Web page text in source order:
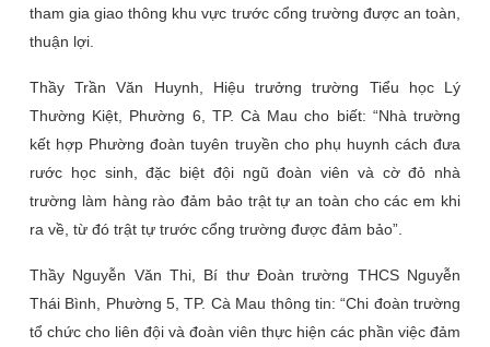
tham gia giao thông khu vực trước cổng trường được an toàn,
thuận lợi.
Thầy Trần Văn Huynh, Hiệu trưởng trường Tiểu học Lý
Thường Kiệt, Phường 6, TP. Cà Mau cho biết: “Nhà trường
kết hợp Phường đoàn tuyên truyền cho phụ huynh cách đưa
rước học sinh, đặc biệt đội ngũ đoàn viên và cờ đỏ nhà
trường làm hàng rào đảm bảo trật tự an toàn cho các em khi
ra về, từ đó trật tự trước cổng trường được đảm bảo”.
Thầy Nguyễn Văn Thi, Bí thư Đoàn trường THCS Nguyễn
Thái Bình, Phường 5, TP. Cà Mau thông tin: “Chi đoàn trường
tổ chức cho liên đội và đoàn viên thực hiện các phần việc đảm